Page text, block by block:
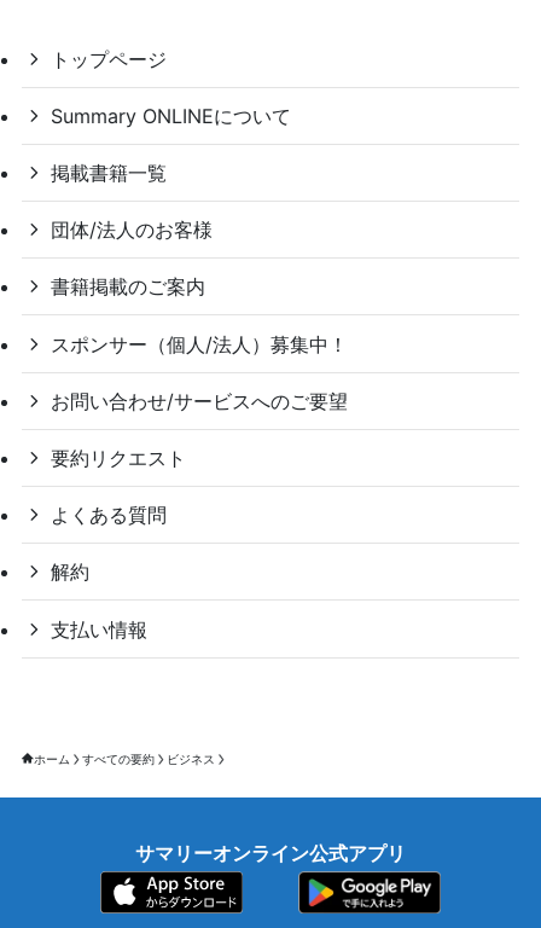
トップページ
Summary ONLINEについて
掲載書籍一覧
団体/法人のお客様
書籍掲載のご案内
スポンサー（個人/法人）募集中！
お問い合わせ/サービスへのご要望
要約リクエスト
よくある質問
解約
支払い情報
ホーム すべての要約 ビジネス
サマリーオンライン公式アプリ